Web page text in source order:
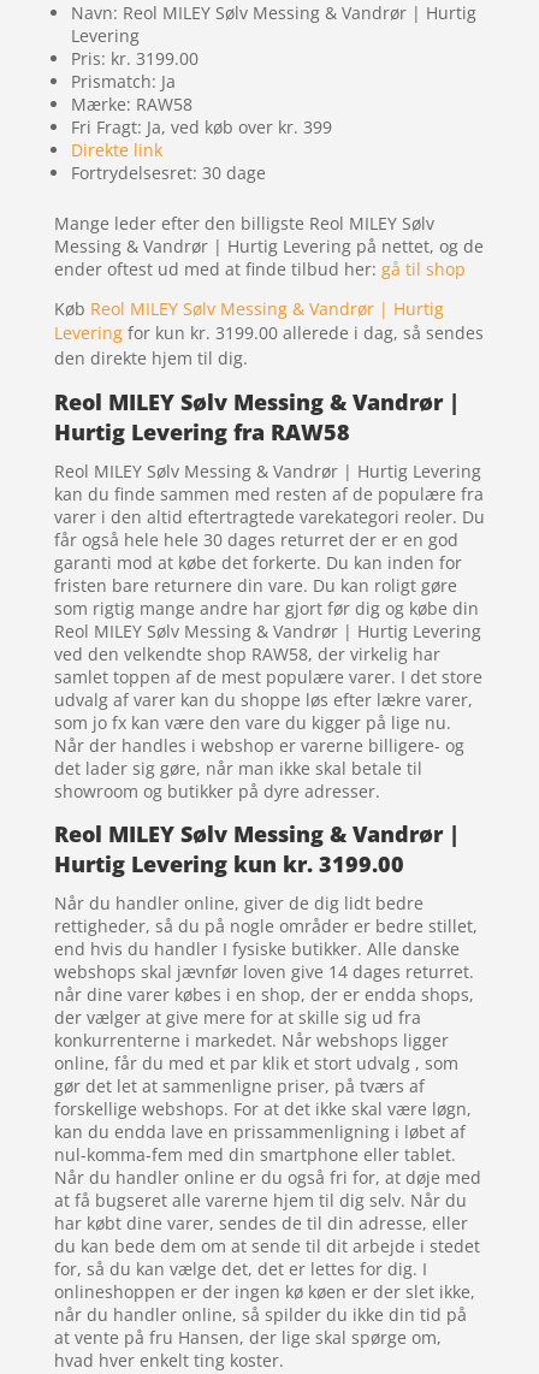
Navn: Reol MILEY Sølv Messing & Vandrør | Hurtig
Levering
Pris: kr. 3199.00
Prismatch: Ja
Mærke: RAW58
Fri Fragt: Ja, ved køb over kr. 399
Direkte link
Fortrydelsesret: 30 dage
Mange leder efter den billigste Reol MILEY Sølv
Messing & Vandrør | Hurtig Levering på nettet, og de
ender oftest ud med at finde tilbud her: gå til shop
Køb Reol MILEY Sølv Messing & Vandrør | Hurtig
Leveringfor kun kr. 3199.00 allerede i dag, så sendes
den direkte hjem til dig.
Reol MILEY Sølv Messing & Vandrør |
Hurtig Levering fra RAW58
Reol MILEY Sølv Messing & Vandrør | Hurtig Levering
kan du finde sammen med resten af de populære fra
varer i den altid eftertragtede varekategori reoler. Du
får også hele hele 30 dages returret der er en god
garanti mod at købe det forkerte. Du kan inden for
fristen bare returnere din vare. Du kan roligt gøre
som rigtig mange andre har gjort før dig og købe din
Reol MILEY Sølv Messing & Vandrør | Hurtig Levering
ved den velkendte shop RAW58, der virkelig har
samlet toppen af de mest populære varer. I det store
udvalg af varer kan du shoppe løs efter lækre varer,
som jo fx kan være den vare du kigger på lige nu.
Når der handles i webshop er varerne billigere- og
det lader sig gøre, når man ikke skal betale til
showroom og butikker på dyre adresser.
Reol MILEY Sølv Messing & Vandrør |
Hurtig Levering kun kr. 3199.00
Når du handler online, giver de dig lidt bedre
rettigheder, så du på nogle områder er bedre stillet,
end hvis du handler I fysiske butikker. Alle danske
webshops skal jævnfør loven give 14 dages returret.
når dine varer købes i en shop, der er endda shops,
der vælger at give mere for at skille sig ud fra
konkurrenterne i markedet. Når webshops ligger
online, får du med et par klik et stort udvalg , som
gør det let at sammenligne priser, på tværs af
forskellige webshops. For at det ikke skal være løgn,
kan du endda lave en prissammenligning i løbet af
nul-komma-fem med din smartphone eller tablet.
Når du handler online er du også fri for, at døje med
at få bugseret alle varerne hjem til dig selv. Når du
har købt dine varer, sendes de til din adresse, eller
du kan bede dem om at sende til dit arbejde i stedet
for, så du kan vælge det, det er lettes for dig. I
onlineshoppen er der ingen kø køen er der slet ikke,
når du handler online, så spilder du ikke din tid på
at vente på fru Hansen, der lige skal spørge om,
hvad hver enkelt ting koster.